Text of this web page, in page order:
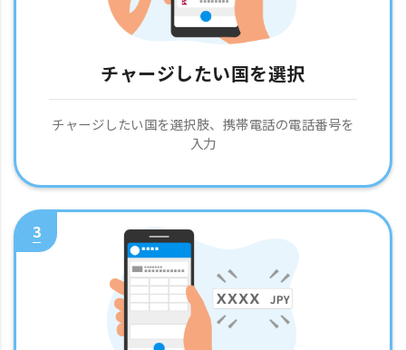
チャージしたい国を選択
チャージしたい国を選択肢、携帯電話の電話番号を
入力
3